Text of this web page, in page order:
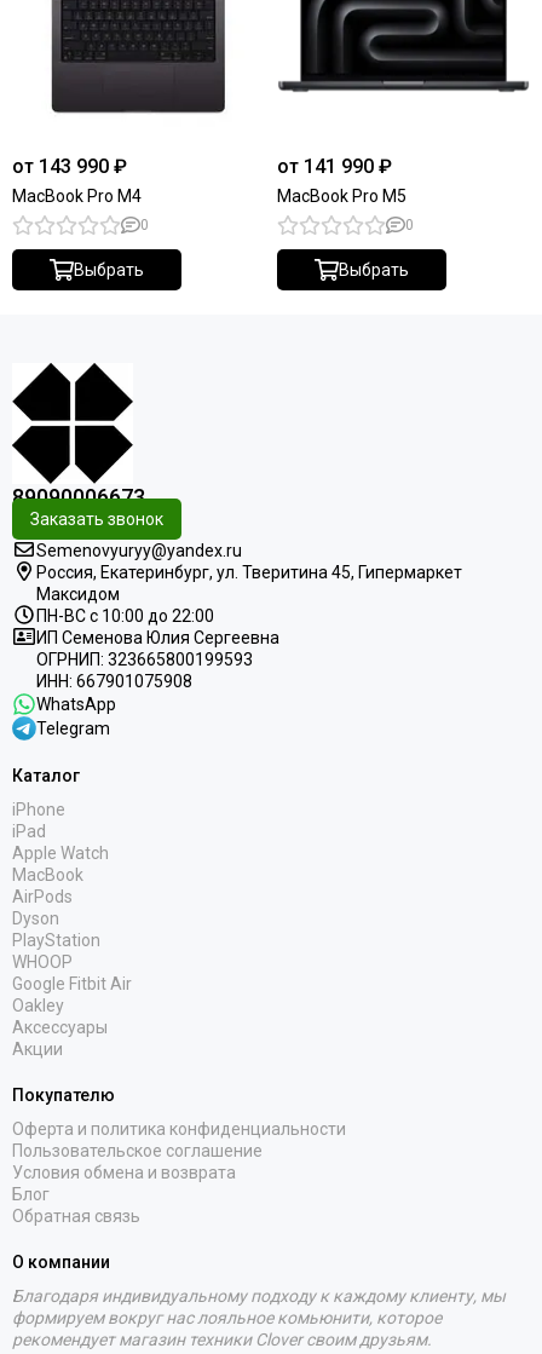
от 143 990 ₽
MacBook Pro M4
0
Выбрать
от 141 990 ₽
MacBook Pro M5
0
Выбрать
89090006673
Заказать звонок
Semenovyuryy@yandex.ru
Россия, Екатеринбург, ул. Тверитина 45, Гипермаркет
Максидом
ПН-ВС с 10:00 до 22:00
ИП Семенова Юлия Сергеевна
ОГРНИП: 323665800199593
ИНН: 667901075908
WhatsApp
Telegram
Каталог
iPhone
iPad
Apple Watch
MacBook
AirPods
Dyson
PlayStation
WHOOP
Google Fitbit Air
Oakley
Аксессуары
Акции
Покупателю
Оферта и политика конфиденциальности
Пользовательское соглашение
Условия обмена и возврата
Блог
Обратная связь
О компании
Благодаря индивидуальному подходу к каждому клиенту, мы
формируем вокруг нас лояльное комьюнити, которое
рекомендует магазин техники Clover своим друзьям.